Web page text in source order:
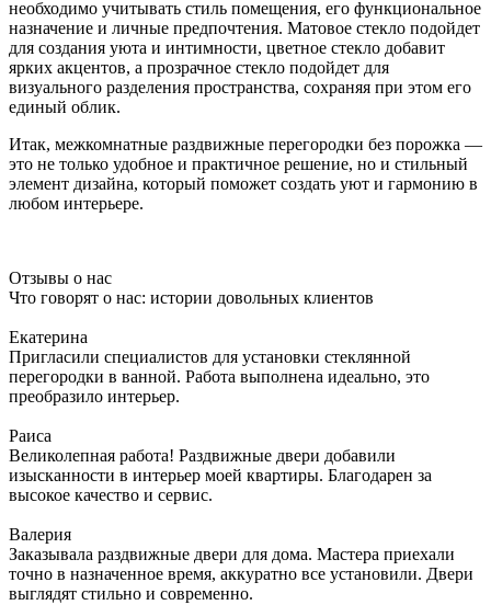
необходимо учитывать стиль помещения, его функциональное
назначение и личные предпочтения. Матовое стекло подойдет
для создания уюта и интимности, цветное стекло добавит
ярких акцентов, а прозрачное стекло подойдет для
визуального разделения пространства, сохраняя при этом его
единый облик.
Итак, межкомнатные раздвижные перегородки без порожка —
это не только удобное и практичное решение, но и стильный
элемент дизайна, который поможет создать уют и гармонию в
любом интерьере.
Отзывы о нас
Что говорят о нас: истории довольных клиентов
Екатерина
Пригласили специалистов для установки стеклянной
перегородки в ванной. Работа выполнена идеально, это
преобразило интерьер.
Раиса
Великолепная работа! Раздвижные двери добавили
изысканности в интерьер моей квартиры. Благодарен за
высокое качество и сервис.
Валерия
Заказывала раздвижные двери для дома. Мастера приехали
точно в назначенное время, аккуратно все установили. Двери
выглядят стильно и современно.